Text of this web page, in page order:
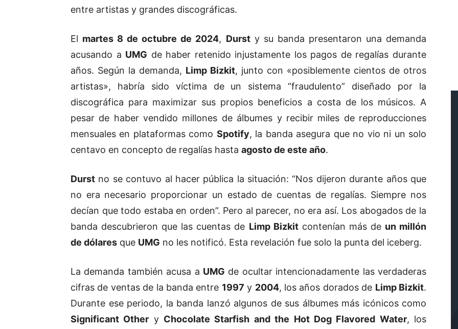
entre artistas y grandes discográficas.
El martes 8 de octubre de 2024, Dursty su banda presentaron una demanda
acusando a UMG de haber retenido injustamente los pagos de regalías durante
años. Según la demanda, Limp Bizkit, junto con «posiblemente cientos de otros
artistas», habría sido víctima de un sistema “fraudulento” diseñado por la
discográfica para maximizar sus propios beneficios a costa de los músicos. A
pesar de haber vendido millones de álbumes y recibir miles de reproducciones
mensuales en plataformas como Spotify, la banda asegura que no vio ni un solo
centavo en concepto de regalías hasta agosto de este año.
Durst no se contuvo al hacer pública la situación: “Nos dijeron durante años que
no era necesario proporcionar un estado de cuentas de regalías. Siempre nos
decían que todo estaba en orden”. Pero al parecer, no era así. Los abogados de la
banda descubrieron que las cuentas de Limp Bizkitcontenían más de un millón
de dólares que UMG no les notificó. Esta revelación fue solo la punta del iceberg.
La demanda también acusa a UMG de ocultar intencionadamente las verdaderas
cifras de ventas de la banda entre 1997 y 2004, los años dorados de Limp Bizkit.
Durante ese periodo, la banda lanzó algunos de sus álbumes más icónicos como
Significant Other y Chocolate Starfish and the Hot Dog Flavored Water, los